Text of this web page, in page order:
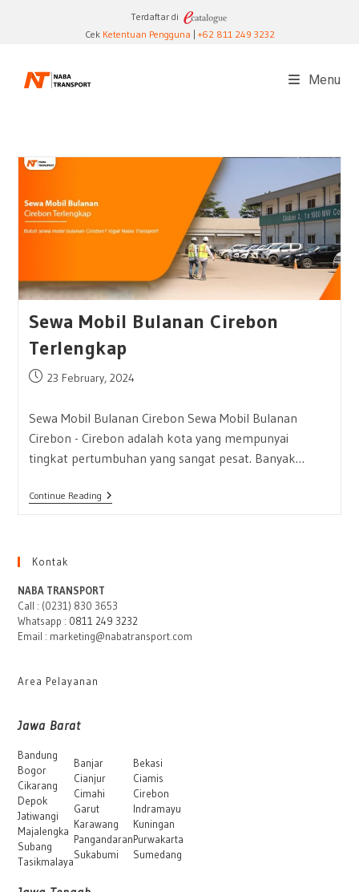
Terdaftar di
CekKetentuan Pengguna +62 811 249 3232
Menu
Sewa Mobil Bulanan Cirebon
Terlengkap
Post23 February, 2024
Sewa Mobil Bulanan Cirebon Sewa Mobil Bulanan
Cirebon - Cirebon adalah kota yang mempunyai
tingkat pertumbuhan yang sangat pesat. Banyak…
Continue ReadingSewa
Mobil
Kontak
NABA TRANSPORT
Call : (0231) 830 3653
Whatsapp : 0811 249 3232
Email : marketing@nabatransport.com
Area Pelayanan
Jawa Barat
Bandung
Bogor
Cikarang
Depok
Jatiwangi
Majalengka
Subang
Tasikmalaya
Banjar
Cianjur
Cimahi
Garut
Karawang
Pangandaran
Sukabumi
Bekasi
Ciamis
Cirebon
Indramayu
Kuningan
Purwakarta
Sumedang